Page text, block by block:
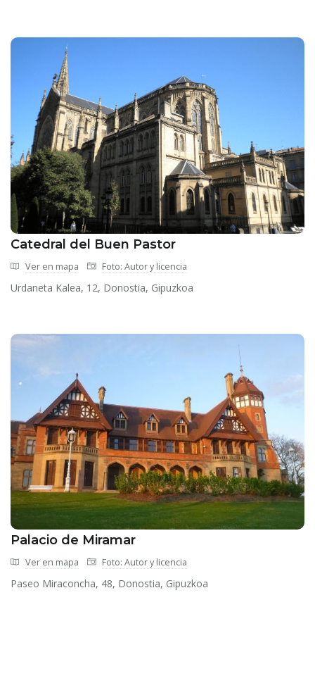
Catedral del Buen Pastor
Ver en mapa Foto: Autor y licencia
Urdaneta Kalea, 12, Donostia, Gipuzkoa
Palacio de Miramar
Ver en mapa Foto: Autor y licencia
Paseo Miraconcha, 48, Donostia, Gipuzkoa